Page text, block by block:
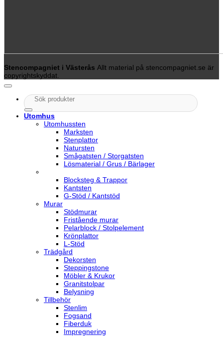
Stencompagniet i Västerås Allt material på stencompagniet.se är
copyrightskyddat.
Sök
efter:
Utomhus
Utomhussten
Marksten
Stenplattor
Natursten
Smågatsten / Storgatsten
Lösmaterial / Grus / Bärlager
Blocksteg & Trappor
Kantsten
G-Stöd / Kantstöd
Murar
Stödmurar
Fristående murar
Pelarblock / Stolpelement
Krönplattor
L-Stöd
Trädgård
Dekorsten
Steppingstone
Möbler & Krukor
Granitstolpar
Belysning
Tillbehör
Stenlim
Fogsand
Fiberduk
Impregnering